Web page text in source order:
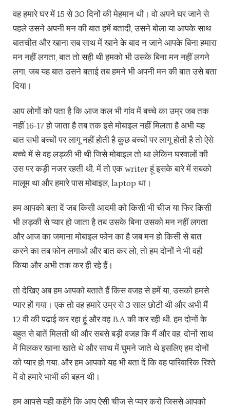
वह हमारे घर में 15 से 30 दिनों की मेहमान थी। वो अपने घर जाने से
पहले उसने अपनी मन की बात हमें बतादी, उसने बोला या आपके साथ
बातचीत और खाना सब साथ में खाने के बाद न जाने आपके बिना हमारा
मन नहीं लगता, बात तो सही थी हमको भी उसके बिना मन नहीं लगने
लगा, जब यह बात उसने बताई तब हमने भी अपनी मन की बात उसे बता
दिया।
आप लोगों को पता है कि आज कल भी गांव में बच्चे का उम्र जब तक
नहीं 16-17 हो जाता है तब तक इसे मोबाइल नहीं मिलता है अभी यह
बात सभी बच्चों पर लागू नहीं होती है कुछ बच्चों पर लागू होती है तो ऐसे
बच्चे में से वह लड़की भी थी जिसे मोबाइल तो था लेकिन घरवालों की
उस पर कड़ी नजर रहती थी. में तो एक writer हूं इसके बारे में सबको
मालूम था और हमारे पास मोबाइल, laptop था।
हम आपको बता दें जब किसी आदमी को किसी भी चीज या फिर किसी
भी लड़की से प्यार हो जाता है तब उसके बिना उसको मन नहीं लगता
और आज का जमाना मोबाइल फोन का है जब मन हो किसी से बात
करने का तब फोन लगाओ और बात कर लो, तो हम दोनों ने भी वही
किया और अभी तक कर ही रहे हैं।
तो देखिए अब हम आपको बताते हैं किस वजह से हमें या, उसको हमसे
प्यार हों गया। एक तो वह हमारे उम्र से 3 साल छोटी थी और अभी मैं
12 वी की पढ़ाई कर रहा हूं और वह B.A की कर रही थी. हम दोनों के
बहुत से बातें मिलती थी और सबसे बड़ी वजह कि मैं और वह, दोनों साथ
में मिलकर खाना खाते थे और साथ में घुमने जाते थे इसलिए हम दोनों
को प्यार हो गया. और हम आपको यह भी बता दें कि वह पारिवारिक रिश्ते
में वो हमारे भाभी की बहन थी।
हम आपसे यही कहेंगे कि आप ऐसी चीज से प्यार करो जिससे आपको